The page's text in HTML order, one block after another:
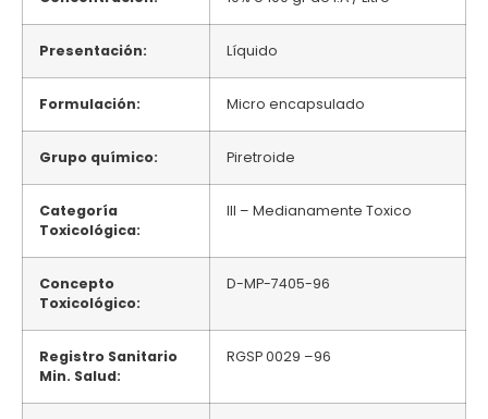
Presentación: Líquido
Formulación: Micro encapsulado
Grupo químico: Piretroide
Categoría
Toxicológica:
III – Medianamente Toxico
Concepto
Toxicológico:
D-MP-7405-96
Registro Sanitario
Min. Salud:
RGSP 0029 –96